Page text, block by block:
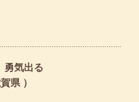
つで 勇気出る
県 ）